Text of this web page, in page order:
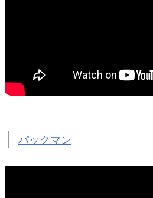
パックマン